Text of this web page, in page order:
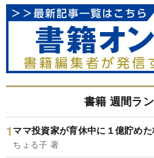
書籍 週間ラ
ママ投資家が育休中に１億貯め
ちょる子 著